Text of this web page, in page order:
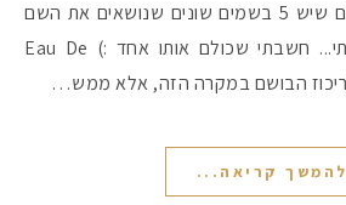
החמישי בסדרה. (ידעתם שיש 5 בשמים שונים שנושאים את השם
J’adore? אני לא ידעתי... חשבתי שכולם אותו אחד :) Eau De
להמשך קריאה...